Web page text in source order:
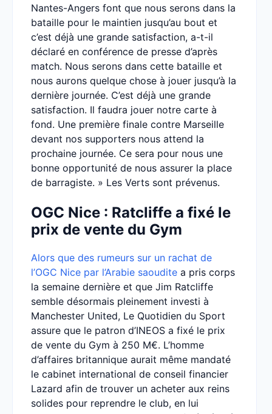
Nantes-Angers font que nous serons dans la
bataille pour le maintien jusqu’au bout et
c’est déjà une grande satisfaction, a-t-il
déclaré en conférence de presse d’après
match. Nous serons dans cette bataille et
nous aurons quelque chose à jouer jusqu’à la
dernière journée. C’est déjà une grande
satisfaction. Il faudra jouer notre carte à
fond. Une première finale contre Marseille
devant nos supporters nous attend la
prochaine journée. Ce sera pour nous une
bonne opportunité de nous assurer la place
de barragiste. » Les Verts sont prévenus.
OGC Nice : Ratcliffe a fixé le
prix de vente du Gym
Alors que des rumeurs sur un rachat de
l’OGC Nice par l’Arabie saoudite a pris corps
la semaine dernière et que Jim Ratcliffe
semble désormais pleinement investi à
Manchester United, Le Quotidien du Sport
assure que le patron d’INEOS a fixé le prix
de vente du Gym à 250 M€. L’homme
d’affaires britannique aurait même mandaté
le cabinet international de conseil financier
Lazard afin de trouver un acheter aux reins
solides pour reprendre le club, en lui